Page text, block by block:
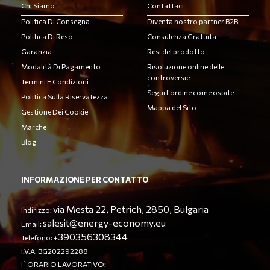
Chi Siamo
Politica Di Consegna
Politica Di Reso
Garanzia
Modalità Di Pagamento
Termini E Condizioni
Politica Sulla Riservatezza
Gestione Dei Cookie
Marche
Blog
Contattaci
Diventa nostro partner B2B
Consulenza Gratuita
Resi del prodotto
Risoluzione online delle
controversie
Segui l'ordine come ospite
Mappa del Sito
INFORMAZIONE PER CONTATTO
Indirizzo:via Mesta 22, Petrich, 2850, Bulgaria
Email:salesit@energy-economy.eu
Telefono: +390356308344
I.V.A. BG202292288
l`ORARIO LAVORATIVO: